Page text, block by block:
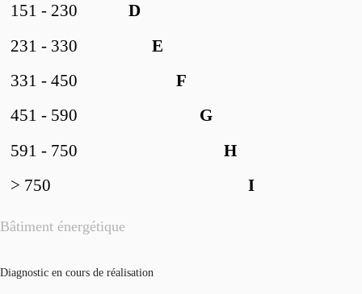
Bâtiment énergétique
D
151 - 230
E
231 - 330
F
331 - 450
G
451 - 590
H
591 - 750
I
> 750
Diagnostic en cours de réalisation